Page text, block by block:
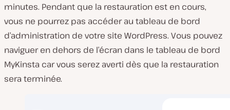
minutes. Pendant que la restauration est en cours,
vous ne pourrez pas accéder au tableau de bord
d’administration de votre site WordPress. Vous pouvez
naviguer en dehors de l’écran dans le tableau de bord
MyKinsta car vous serez averti dès que la restauration
sera terminée.